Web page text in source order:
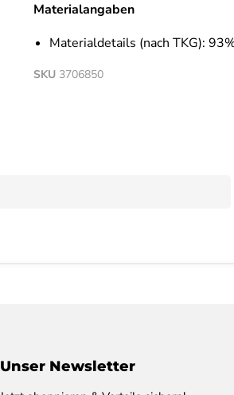
Materialangaben
Materialdetails (nach TKG):
SKU 3706850
Unser Newsletter